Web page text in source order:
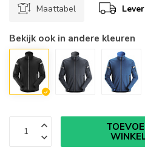
Maattabel
Bekijk ook in andere kleuren